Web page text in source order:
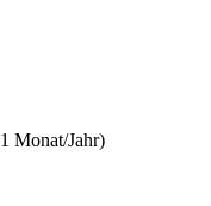
Monat/Jahr)